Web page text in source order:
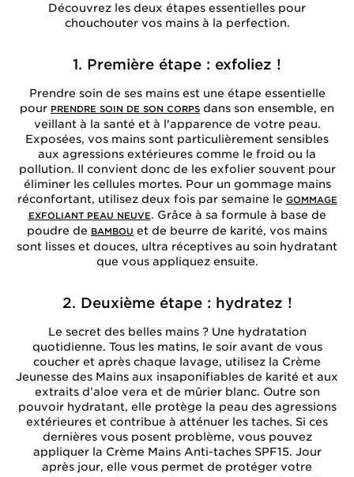
Découvrez les deux étapes essentielles pour
chouchouter vos mains à la perfection.
1. Première étape : exfoliez !
Prendre soin de ses mains est une étape essentielle
pour PRENDRE SOIN DE SON CORPS dans son ensemble, en
veillant à la santé et à l'apparence de votre peau.
Exposées, vos mains sont particulièrement sensibles
aux agressions extérieures comme le froid ou la
pollution. Il convient donc de les exfolier souvent pour
éliminer les cellules mortes. Pour un gommage mains
réconfortant, utilisez deux fois par semaine le GOMMAGE
EXFOLIANT PEAU NEUVE. Grâce à sa formule à base de
poudre de BAMBOU et de beurre de karité, vos mains
sont lisses et douces, ultra réceptives au soin hydratant
que vous appliquez ensuite.
2. Deuxième étape : hydratez !
Le secret des belles mains ? Une hydratation
quotidienne. Tous les matins, le soir avant de vous
coucher et après chaque lavage, utilisez la Crème
Jeunesse des Mains aux insaponifiables de karité et aux
extraits d’aloe vera et de mûrier blanc. Outre son
pouvoir hydratant, elle protège la peau des agressions
extérieures et contribue à atténuer les taches. Si ces
dernières vous posent problème, vous pouvez
appliquer la Crème Mains Anti-taches SPF15. Jour
après jour, elle vous permet de protéger votre